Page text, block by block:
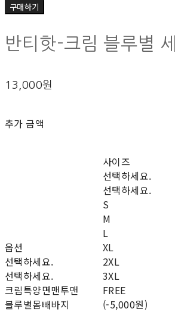
구매하기
반티핫-크림 블루별
13,000원
추가 금액
옵션
선택하세요.
선택하세요.
크림특양면맨투맨
블루별몸빼바지
사이즈
선택하세요.
선택하세요.
S
M
L
XL
2XL
3XL
FREE
(-5,000원)